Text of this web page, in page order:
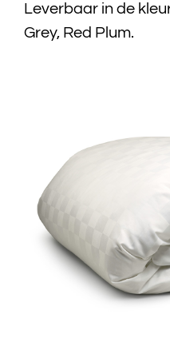
Leverbaar in de
Grey, Red Plum.